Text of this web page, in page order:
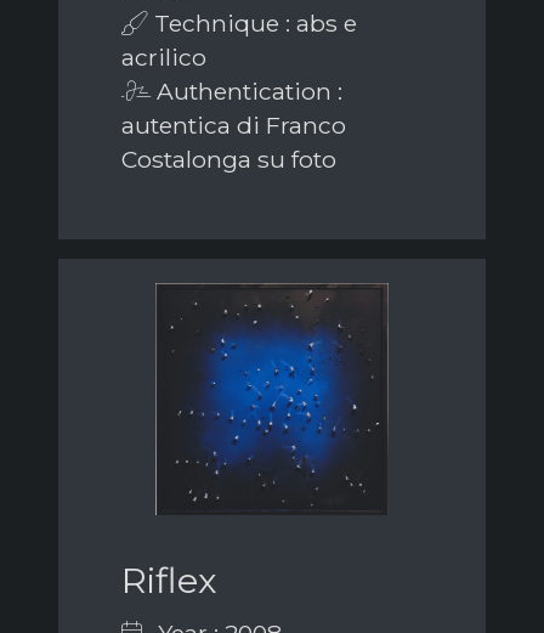
Technique : abs e
acrilico
Authentication :
autentica di Franco
Costalonga su foto
Riflex